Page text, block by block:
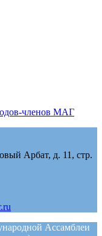
членов МАГ
Арбат, д. 11, стр.
Ассамблеи